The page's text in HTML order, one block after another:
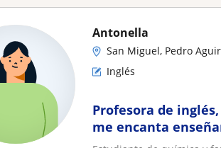
Antonella
San Miguel, Pedro
Inglés
Profesora de
me encanta